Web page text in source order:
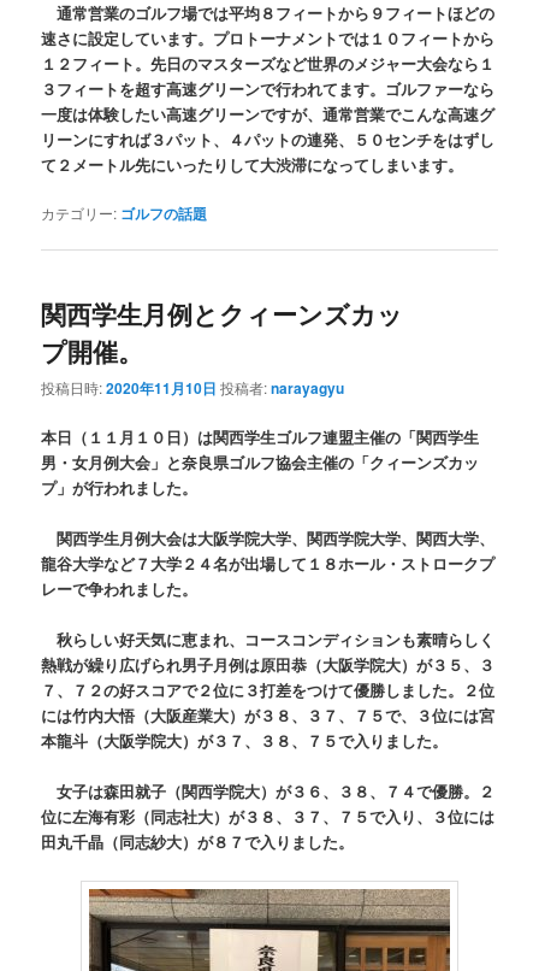
通常営業のゴルフ場では平均８フィートから９フィートほどの
速さに設定しています。プロトーナメントでは１０フィートから
１２フィート。先日のマスターズなど世界のメジャー大会なら１
３フィートを超す高速グリーンで行われてます。ゴルファーなら
一度は体験したい高速グリーンですが、通常営業でこんな高速グ
リーンにすれば３パット、４パットの連発、５０センチをはずし
て２メートル先にいったりして大渋滞になってしまいます。
カテゴリー: ゴルフの話題
関西学生月例とクィーンズカッ
プ開催。
投稿日時:2020年11月10日 投稿者:narayagyu
本日（１１月１０日）は関西学生ゴルフ連盟主催の「関西学生
男・女月例大会」と奈良県ゴルフ協会主催の「クィーンズカッ
プ」が行われました。
関西学生月例大会は大阪学院大学、関西学院大学、関西大学、
龍谷大学など７大学２４名が出場して１８ホール・ストロークプ
レーで争われました。
秋らしい好天気に恵まれ、コースコンディションも素晴らしく
熱戦が繰り広げられ男子月例は原田恭（大阪学院大）が３５、３
７、７２の好スコアで２位に３打差をつけて優勝しました。２位
には竹内大悟（大阪産業大）が３８、３７、７５で、３位には宮
本龍斗（大阪学院大）が３７、３８、７５で入りました。
女子は森田就子（関西学院大）が３６、３８、７４で優勝。２
位に左海有彩（同志社大）が３８、３７、７５で入り、３位には
田丸千晶（同志紗大）が８７で入りました。